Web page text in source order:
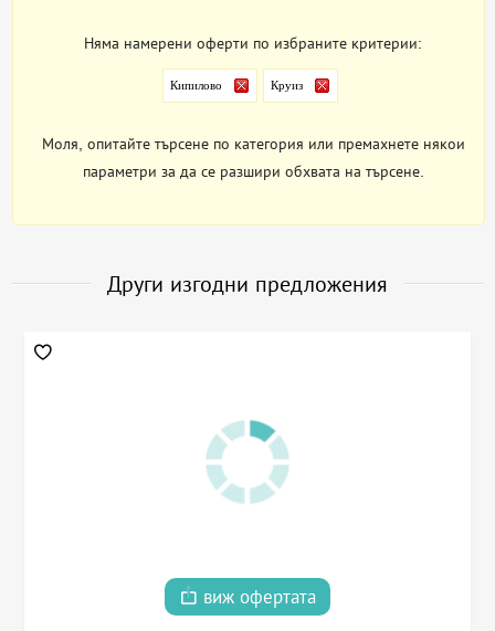
Няма намерени оферти по избраните критерии:
Кипилово Круиз
Моля, опитайте търсене по категория или премахнете някои
параметри за да се разшири обхвата на търсене.
Други изгодни предложения
виж офертата